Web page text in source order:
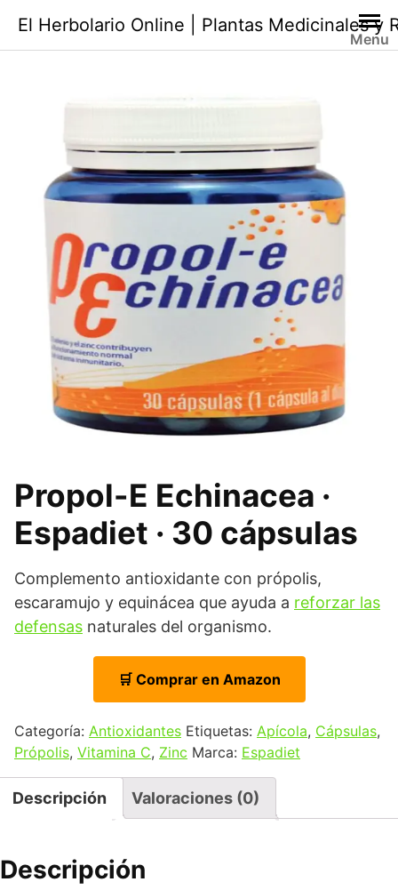
contenido
El Herbolario Online | Plantas Medicinales y
Menu
Propol-E Echinacea ·
Espadiet · 30 cápsulas
Complemento antioxidante con própolis,
escaramujo y equinácea que ayuda a reforzar las
defensas naturales del organismo.
🛒 Comprar en Amazon
Categoría: Antioxidantes Etiquetas: Apícola, Cápsulas,
Própolis, Vitamina C, Zinc Marca: Espadiet
Descripción Valoraciones (0)
Descripción